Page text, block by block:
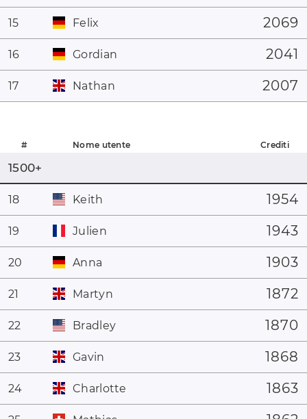
15 Felix 2069
16 Gordian 2041
17 Nathan 2007
# Nome utente Crediti
1500+
18 Keith 1954
19 Julien 1943
20 Anna 1903
21 Martyn 1872
22 Bradley 1870
23 Gavin 1868
24 Charlotte 1863